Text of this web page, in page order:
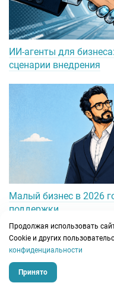
ИИ-агенты для
сценарии внедрения
Малый бизнес в 2026
поддержки
Продолжая использовать
Сookie и других
конфиденциальности
Принято